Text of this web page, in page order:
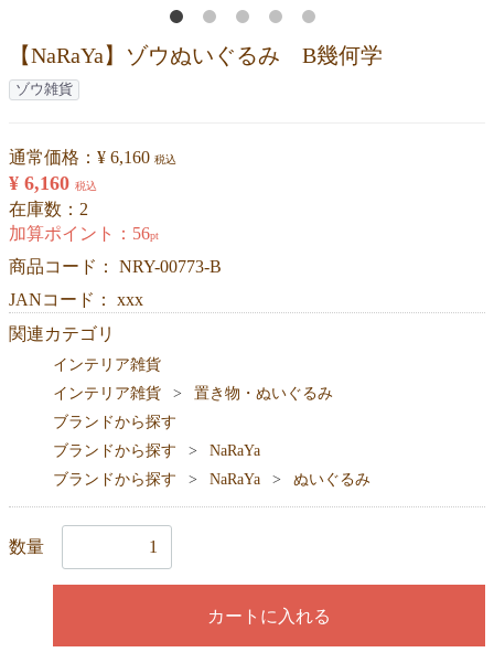
【NaRaYa】ゾウぬいぐるみ B幾何学
ゾウ雑貨
通常価格： ¥ 6,160 税込
¥ 6,160 税込
在庫数：2
加算ポイント： 56pt
商品コード： NRY-00773-B
JANコード： xxx
関連カテゴリ
インテリア雑貨
インテリア雑貨
置き物・ぬいぐるみ
ブランドから探す
ブランドから探す
NaRaYa
ブランドから探す
NaRaYa ぬいぐるみ
数量
カートに入れる